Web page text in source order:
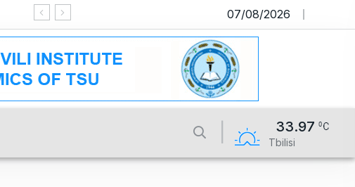
საიტი მუშაობს სატესტო რეჟიმში
07/08/2026
33.97
Tbilisi